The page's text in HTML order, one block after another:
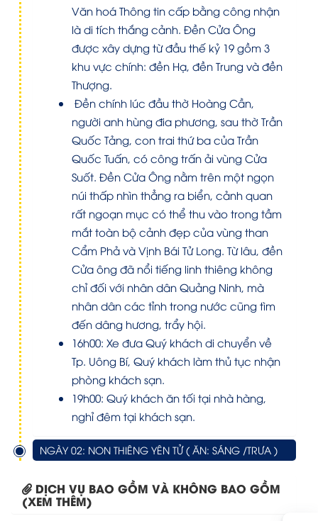
Văn hoá Thông tin cấp bằng công nhận
là di tích thắng cảnh. Đền Cửa Ông
được xây dựng từ đầu thế kỷ 19 gồm 3
khu vực chính: đền Hạ, đền Trung và đền
Thượng.
Đền chính lúc đầu thờ Hoàng Cần,
người anh hùng đia phương, sau thờ Trần
Quốc Tảng, con trai thứ ba của Trần
Quốc Tuấn, có công trấn ải vùng Cửa
Suốt. Đền Cửa Ông nằm trên một ngọn
núi thấp nhìn thẳng ra biển, cảnh quan
rất ngoạn mục có thể thu vào trong tầm
mắt toàn bộ cảnh đẹp của vùng than
Cẩm Phả và Vịnh Bái Tử Long. Từ lâu, đền
Cửa ông đã nổi tiếng linh thiêng không
chỉ đối với nhân dân Quảng Ninh, mà
nhân dân các tỉnh trong nước cũng tìm
đến dâng hương, trẩy hội.
16h00: Xe đưa Quý khách di chuyển về
Tp. Uông Bí, Quý khách làm thủ tục nhận
phòng khách sạn.
19h00: Quý khách ăn tối tại nhà hàng,
nghỉ đêm tại khách sạn.
NGÀY 02: NON THIÊNG YÊN TỬ ( ĂN: SÁNG /TRƯA )
DỊCH VỤ BAO GỒM VÀ KHÔNG BAO GỒM
(XEM THÊM)